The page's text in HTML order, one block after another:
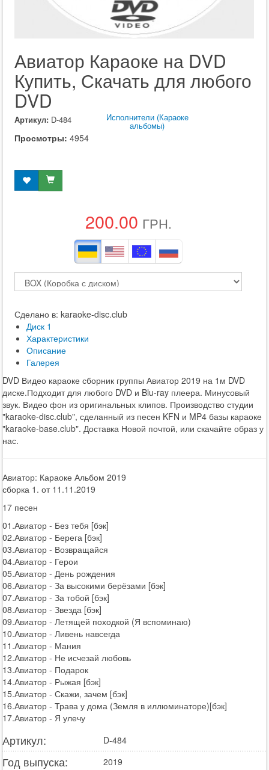
Авиатор Караоке на DVD
Купить, Скачать для любого
DVD
Артикул: D-484 Исполнители (Караоке
альбомы)
Просмотры: 4954
200.00 ГРН.
Сделано в: karaoke-disc.club
Диск 1
Характеристики
Описание
Галерея
DVD Видео караоке сборник группы Авиатор 2019 на 1м DVD
диске.Подходит для любого DVD и Blu-ray плеера. Минусовый
звук. Видео фон из оригинальных клипов. Производство студии
"karaoke-disc.club", сделанный из песен KFN и MP4 базы караоке
"karaoke-base.club". Доставка Новой почтой, или скачайте образ у
нас.
Авиатор: Караоке Альбом 2019
сборка 1. от 11.11.2019
17 песен
01.Авиатор - Без тебя [бэк]
02.Авиатор - Берега [бэк]
03.Авиатор - Возвращайся
04.Авиатор - Герои
05.Авиатор - День рождения
06.Авиатор - За высокими берёзами [бэк]
07.Авиатор - За тобой [бэк]
08.Авиатор - Звезда [бэк]
09.Авиатор - Летящей походкой (Я вспоминаю)
10.Авиатор - Ливень навсегда
11.Авиатор - Мания
12.Авиатор - Не исчезай любовь
13.Авиатор - Подарок
14.Авиатор - Рыжая [бэк]
15.Авиатор - Скажи, зачем [бэк]
16.Авиатор - Трава у дома (Земля в иллюминаторе)[бэк]
17.Авиатор - Я улечу
Артикул: D-484
Год выпуска: 2019